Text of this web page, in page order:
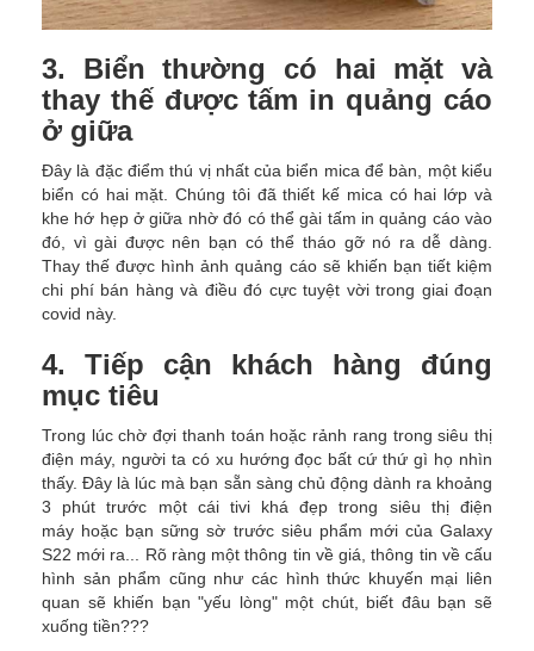
3. Biển thường có hai mặt và
thay thế được tấm in quảng cáo
ở giữa
Đây là đặc điểm thú vị nhất của biển mica để bàn, một kiểu
biển có hai mặt. Chúng tôi đã thiết kế mica có hai lớp và
khe hớ hẹp ở giữa nhờ đó có thể gài tấm in quảng cáo vào
đó, vì gài được nên bạn có thể tháo gỡ nó ra dễ dàng.
Thay thế được hình ảnh quảng cáo sẽ khiến bạn tiết kiệm
chi phí bán hàng và điều đó cực tuyệt vời trong giai đoạn
covid này.
4. Tiếp cận khách hàng đúng
mục tiêu
Trong lúc chờ đợi thanh toán hoặc rảnh rang trong siêu thị
điện máy, người ta có xu hướng đọc bất cứ thứ gì họ nhìn
thấy. Đây là lúc mà bạn sẵn sàng chủ động dành ra khoảng
3 phút trước một cái tivi khá đẹp trong siêu thị điện
máy hoặc bạn sững sờ trước siêu phẩm mới của Galaxy
S22 mới ra... Rõ ràng một thông tin về giá, thông tin về cấu
hình sản phẩm cũng như các hình thức khuyến mại liên
quan sẽ khiến bạn "yếu lòng" một chút, biết đâu bạn sẽ
xuống tiền???